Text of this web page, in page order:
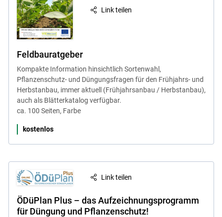
Link teilen
Feldbauratgeber
Kompakte Information hinsichtlich Sortenwahl,
Pflanzenschutz- und Düngungsfragen für den Frühjahrs- und
Herbstanbau, immer aktuell (Frühjahrsanbau / Herbstanbau),
auch als Blätterkatalog verfügbar.
ca. 100 Seiten, Farbe
kostenlos
Link teilen
ÖDüPlan Plus – das Aufzeichnungsprogramm
für Düngung und Pflanzenschutz!